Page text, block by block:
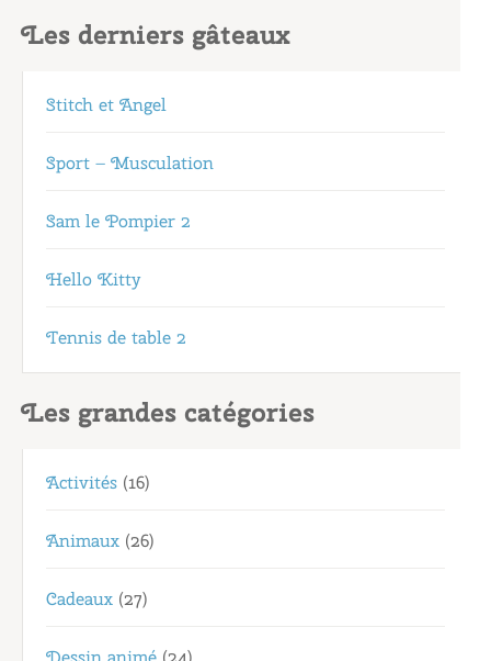
Les derniers gâteaux
Stitch et Angel
Sport – Musculation
Sam le Pompier 2
Hello Kitty
Tennis de table 2
Les grandes catégories
Activités (16)
Animaux (26)
Cadeaux (27)